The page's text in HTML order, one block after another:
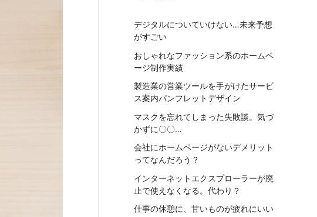
デジタルについていけない…未来予想
がすごい
おしゃれなファッション系のホームペ
ージ制作実績
製造業の営業ツールを手がけたサービ
ス案内パンフレットデザイン
マスクを忘れてしまった失敗談。気づ
かずに〇〇…
会社にホームページがないデメリット
ってなんだろう？
インターネットエクスプローラーが廃
止で使えなくなる。代わり？
仕事の休憩に、甘いものが疲れにいい